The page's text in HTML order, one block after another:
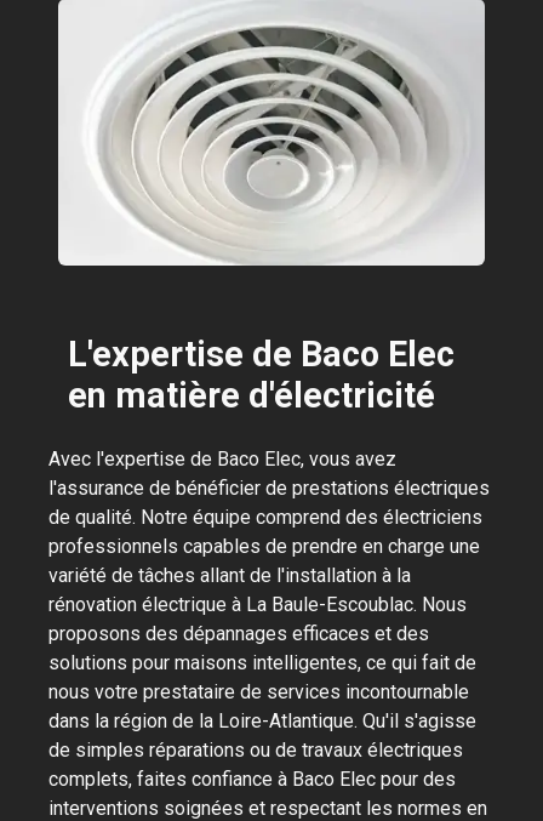
L'expertise de Baco Elec
en matière d'électricité
Avec l'expertise de Baco Elec, vous avez
l'assurance de bénéficier de prestations électriques
de qualité. Notre équipe comprend des électriciens
professionnels capables de prendre en charge une
variété de tâches allant de l'installation à la
rénovation électrique à La Baule-Escoublac. Nous
proposons des dépannages efficaces et des
solutions pour maisons intelligentes, ce qui fait de
nous votre prestataire de services incontournable
dans la région de la Loire-Atlantique. Qu'il s'agisse
de simples réparations ou de travaux électriques
complets, faites confiance à Baco Elec pour des
interventions soignées et respectant les normes en